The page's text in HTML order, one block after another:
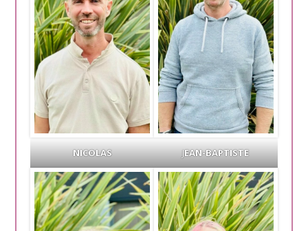
NICOLAS JEAN-BAPTISTE